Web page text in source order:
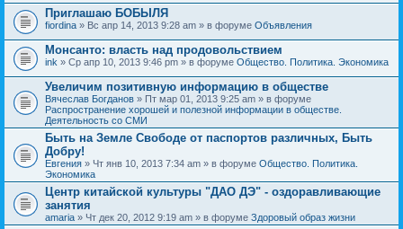
я
т
е
м
а
с
о
д
е
р
ж
и
т
о
п
р
о
с
.
о
ж
е
н
и
я
Приглашаю БОБЫЛЯ
fiordina » Вс апр 14, 2013 9:28 am » в форуме Объявления
Монсанто: власть над продовольствием
ink » Ср апр 10, 2013 9:46 pm » в форуме Общество. Политика. Экономика
Увеличим позитивную информацию в обществе
Вячеслав Богданов » Пт мар 01, 2013 9:25 am » в форуме
Распространение хорошей и полезной информации в обществе.
Деятельность со СМИ
Быть на Земле Свободе от паспортов различных, Быть
Добру!
Евгения » Чт янв 10, 2013 7:34 am » в форуме Общество. Политика.
Экономика
Центр китайской культуры "ДАО ДЭ" - оздоравливающие
занятия
amaria » Чт дек 20, 2012 9:19 am » в форуме Здоровый образ жизни